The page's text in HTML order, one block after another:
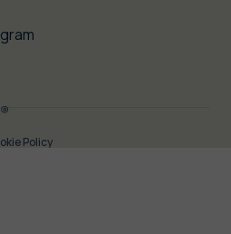
Policy